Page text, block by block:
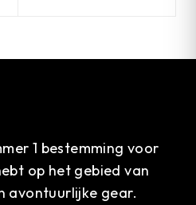
1 bestemming voor
op het gebied van
avontuurlijke gear.